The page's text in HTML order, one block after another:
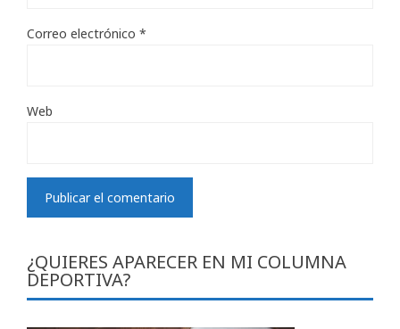
Correo electrónico *
Web
¿QUIERES APARECER EN MI COLUMNA
DEPORTIVA?